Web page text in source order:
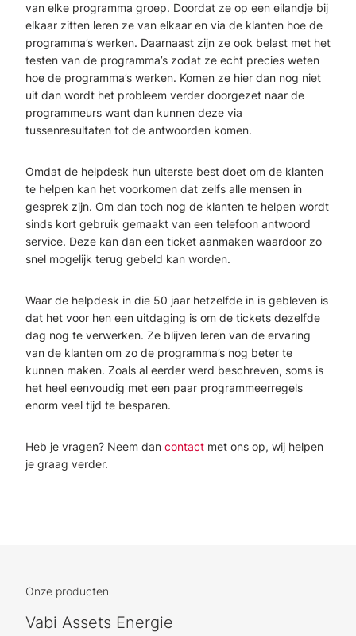
van elke programma groep. Doordat ze op een eilandje bij
elkaar zitten leren ze van elkaar en via de klanten hoe de
programma’s werken. Daarnaast zijn ze ook belast met het
testen van de programma’s zodat ze echt precies weten
hoe de programma’s werken. Komen ze hier dan nog niet
uit dan wordt het probleem verder doorgezet naar de
programmeurs want dan kunnen deze via
tussenresultaten tot de antwoorden komen.
Omdat de helpdesk hun uiterste best doet om de klanten
te helpen kan het voorkomen dat zelfs alle mensen in
gesprek zijn. Om dan toch nog de klanten te helpen wordt
sinds kort gebruik gemaakt van een telefoon antwoord
service. Deze kan dan een ticket aanmaken waardoor zo
snel mogelijk terug gebeld kan worden.
Waar de helpdesk in die 50 jaar hetzelfde in is gebleven is
dat het voor hen een uitdaging is om de tickets dezelfde
dag nog te verwerken. Ze blijven leren van de ervaring
van de klanten om zo de programma’s nog beter te
kunnen maken. Zoals al eerder werd beschreven, soms is
het heel eenvoudig met een paar programmeerregels
enorm veel tijd te besparen.
Heb je vragen? Neem dan contact met ons op, wij helpen
je graag verder.
Onze producten
Vabi Assets Energie